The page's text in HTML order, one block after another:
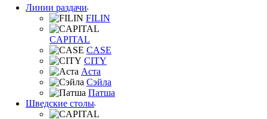
Линии раздачи
FILIN
CAPITAL
CASE
CITY
Аста
Сэйла
Патша
Шведские столы